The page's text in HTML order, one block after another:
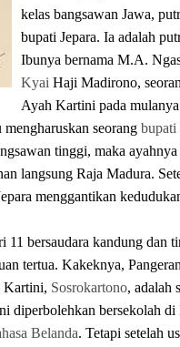
kelas bangsawan Jawa,
bupati Jepara. Ia adalah
Ibunya bernama M.A.
Kyai Haji Madirono,
Ayah Kartini pada
seorang bupati
tinggi, maka
langsung Raja Madura.
menggantikan
bersaudara kandung dan
tertua. Kakeknya,
Kartini, Sosrokartono, adalah
diperbolehkan bersekolah di
Belanda. Tetapi setelah